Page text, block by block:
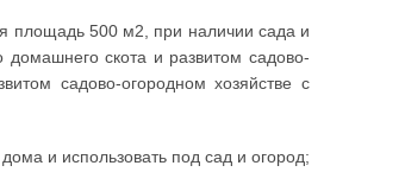
площадь 500 м2, при наличии сада и
скота и развитом садово-
садово-огородном хозяйстве с
и использовать под сад и огород;